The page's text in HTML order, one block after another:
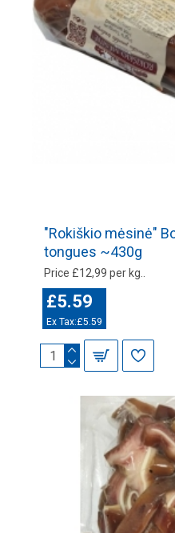
"Rokiškio mėsinė"
tongues ~430g
Price £12,99 per kg..
£5.59
Ex Tax:£5.59